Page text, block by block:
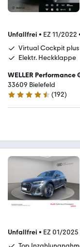
Unfallfrei • EZ 11/2022
Virtual Cockpit plus
Elektr. Heckklappe
WELLER Performance
33609 Bielefeld
4.4 Sterne
(192)
Unfallfrei • EZ 01/2025